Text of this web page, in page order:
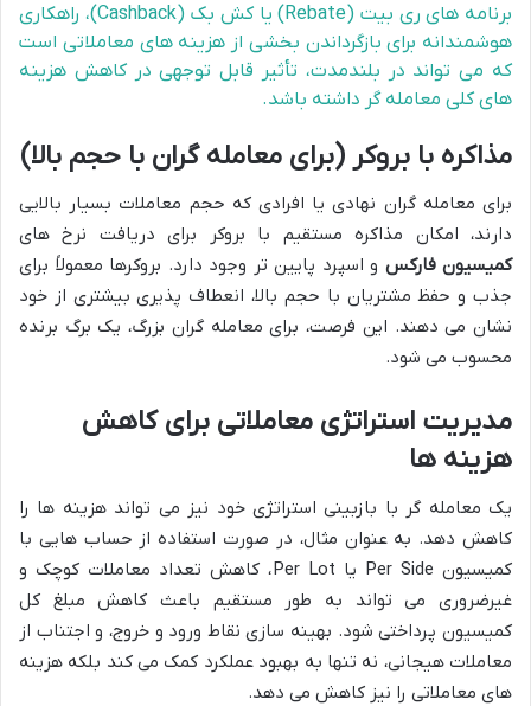
برنامه های ری بیت (Rebate) یا کش بک (Cashback)، راهکاری
هوشمندانه برای بازگرداندن بخشی از هزینه های معاملاتی است
که می تواند در بلندمدت، تأثیر قابل توجهی در کاهش هزینه
های کلی معامله گر داشته باشد.
مذاکره با بروکر (برای معامله گران با حجم بالا)
برای معامله گران نهادی یا افرادی که حجم معاملات بسیار بالایی
دارند، امکان مذاکره مستقیم با بروکر برای دریافت نرخ های
کمیسیون فارکس و اسپرد پایین تر وجود دارد. بروکرها معمولاً برای
جذب و حفظ مشتریان با حجم بالا، انعطاف پذیری بیشتری از خود
نشان می دهند. این فرصت، برای معامله گران بزرگ، یک برگ برنده
محسوب می شود.
مدیریت استراتژی معاملاتی برای کاهش
هزینه ها
یک معامله گر با بازبینی استراتژی خود نیز می تواند هزینه ها را
کاهش دهد. به عنوان مثال، در صورت استفاده از حساب هایی با
کمیسیون Per Side یا Per Lot، کاهش تعداد معاملات کوچک و
غیرضروری می تواند به طور مستقیم باعث کاهش مبلغ کل
کمیسیون پرداختی شود. بهینه سازی نقاط ورود و خروج، و اجتناب از
معاملات هیجانی، نه تنها به بهبود عملکرد کمک می کند بلکه هزینه
های معاملاتی را نیز کاهش می دهد.